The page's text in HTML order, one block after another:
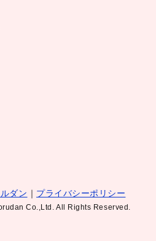
ダン ｜ プライバシーポリシー
Co.,Ltd. All Rights Reserved.